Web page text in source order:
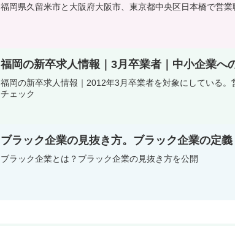
福岡県久留米市と大阪府大阪市、東京都中央区日本橋で営
福岡の新卒求人情報｜3月卒業者｜中小企業へ
福岡の新卒求人情報｜2012年3月卒業者を対象にしている
チェック
ブラック企業の見抜き方。ブラック企業の定義
ブラック企業とは？ブラック企業の見抜き方を公開